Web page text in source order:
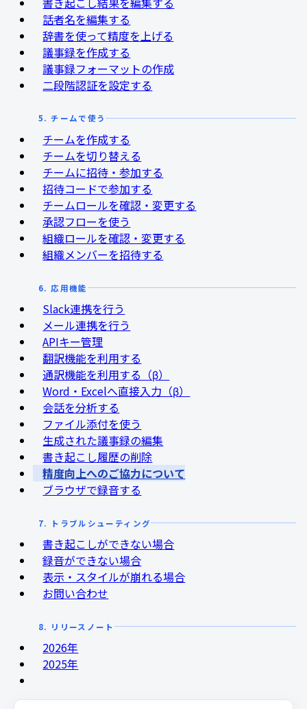
話者名を編集する
辞書を使って精度を上げる
議事録を作成する
議事録フォーマットの作成
二段階認証を設定する
5. チームで使う
チームを作成する
チームを切り替える
チームに招待・参加する
招待コードで参加する
チームロールを確認・変更する
承認フローを使う
組織ロールを確認・変更する
組織メンバーを招待する
6. 応用機能
Slack連携を行う
メール連携を行う
APIキー管理
翻訳機能を利用する
通訳機能を利用する（β）
Word・Excelへ直接入力（β）
会話を分析する
ファイル添付を使う
生成された議事録の編集
書き起こし履歴の削除
精度向上へのご協力について
ブラウザで録音する
7. トラブルシューティング
書き起こしができない場合
録音ができない場合
表示・スタイルが崩れる場合
お問い合わせ
8. リリースノート
2026年
2025年